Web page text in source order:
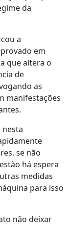
da
a
em
que altera o
de
as
manifestações
se não
há espera
medidas
para isso
não deixar